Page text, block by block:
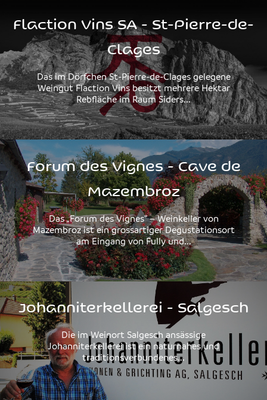
Flaction Vins SA - St-Pierre-de-
Clages
Das im Dörfchen St-Pierre-de-Clages gelegene
Weingut Flaction Vins besitzt mehrere Hektar
Rebfläche im Raum Siders...
Forum des Vignes - Cave de
Mazembroz
Das „Forum des Vignes“ – Weinkeller von
Mazembroz ist ein grossartiger Degustationsort
am Eingang von Fully und...
Johanniterkellerei - Salgesch
Die im Weinort Salgesch ansässige
Johanniterkellerei ist ein naturnahes und
traditionsverbundenes...